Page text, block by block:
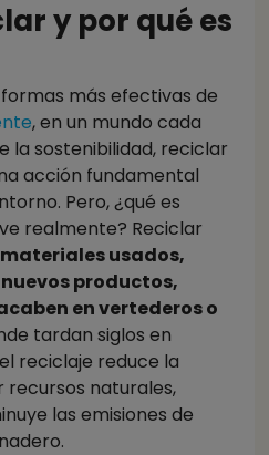
y por qué es
más efectivas de
, en un mundo cada
la sostenibilidad, reciclar
acción fundamental
Pero, ¿qué es
realmente? Reciclar
usados,
productos,
en vertederos o
tardan siglos en
reciclaje reduce la
recursos naturales,
las emisiones de